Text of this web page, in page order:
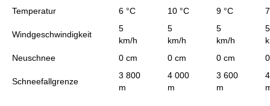
Temperatur 6 °C 10 °C 9 °C
Windgeschwindigkeit
5
km/h
5
km/h
5
km/h
5
Neuschnee
0 cm 0 cm 0 cm
Schneefallgrenze
3 800
m
4 000
m
3 600
m